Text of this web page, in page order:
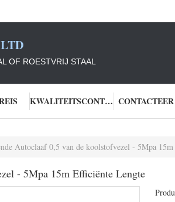
OF ROESTVRIJ STAAL
KWALITEITSCONTROLE
Autoclaaf 0,5 van de koolstofvezel - 5Mpa
- 5Mpa 15m Efficiënte Lengte